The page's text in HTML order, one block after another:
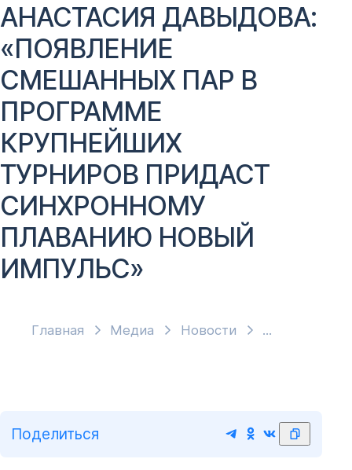
Главная Медиа Новости
АНАСТАСИЯ ДАВЫДОВА:
«ПОЯВЛЕНИЕ
СМЕШАННЫХ ПАР В
ПРОГРАММЕ
КРУПНЕЙШИХ
ТУРНИРОВ ПРИДАСТ
СИНХРОННОМУ
ПЛАВАНИЮ НОВЫЙ
ИМПУЛЬС»
Поделиться